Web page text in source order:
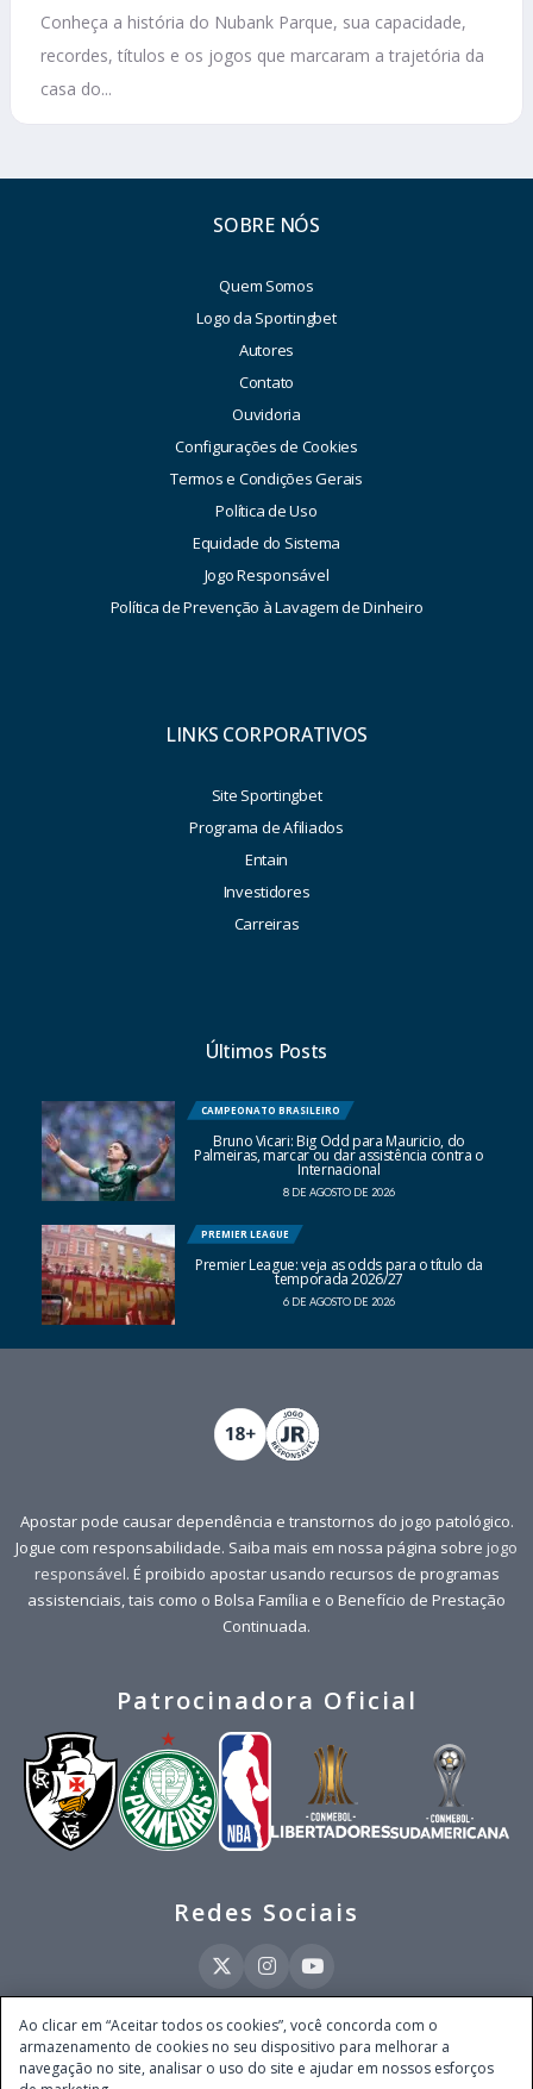
Conheça a história do Nubank Parque, sua capacidade,
recordes, títulos e os jogos que marcaram a trajetória da
casa do...
SOBRE NÓS
Quem Somos
Logo da Sportingbet
Autores
Contato
Ouvidoria
Configurações de Cookies
Termos e Condições Gerais
Política de Uso
Equidade do Sistema
Jogo Responsável
Política de Prevenção à Lavagem de Dinheiro
LINKS CORPORATIVOS
Site Sportingbet
Programa de Afiliados
Entain
Investidores
Carreiras
Últimos Posts
CAMPEONATO BRASILEIRO
Bruno Vicari: Big Odd para Mauricio, do
Palmeiras, marcar ou dar assistência contra o
Internacional
8 DE AGOSTO DE 2026
PREMIER LEAGUE
Premier League: veja as odds para o título da
temporada 2026/27
6 DE AGOSTO DE 2026
Apostar pode causar dependência e transtornos do jogo patológico.
Jogue com responsabilidade. Saiba mais em nossa página sobre jogo
responsável. É proibido apostar usando recursos de programas
assistenciais, tais como o Bolsa Família e o Benefício de Prestação
Continuada.
Patrocinadora Oficial
Redes Sociais
Este site é operado pela Ventmear Brasil LTDA (CNPJ 52.868.380/0001-84), com
endereço na Avenida Brigadeiro Faria Lima, nº 4.055, 3º andar, Itaim Bibi, no
Ao clicar em “Aceitar todos os cookies”, você concorda com o
armazenamento de cookies no seu dispositivo para melhorar a
navegação no site, analisar o uso do site e ajudar em nossos esforços